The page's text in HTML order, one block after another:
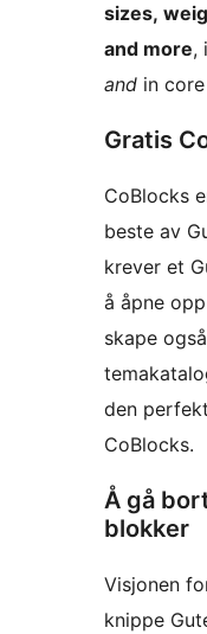
sizes,
and more,
and in
Gratis
CoBlocks
beste av
krever et
å åpne
skape
den
CoBlocks.
Å gå
blokker
Visjonen
knippe